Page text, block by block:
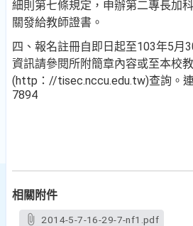
細則第七條規定，申辦第二專長加
關發給教師證書。
四、報名註冊自即日起至103年5月
資訊請參閱所附簡章內容或至本校
(http：//tisec.nccu.edu.tw)查詢。
7894
相關附件
2014-5-7-16-29-7-nf1.pdf